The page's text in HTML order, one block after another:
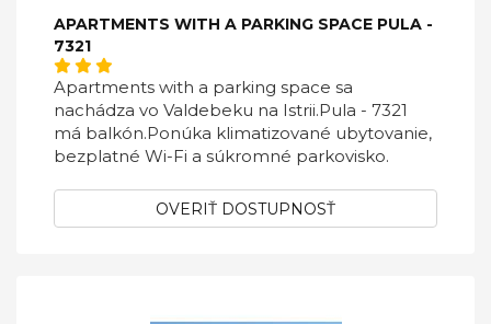
APARTMENTS WITH A PARKING SPACE PULA -
7321
Apartments with a parking space sa
nachádza vo Valdebeku na Istrii.Pula - 7321
má balkón.Ponúka klimatizované ubytovanie,
bezplatné Wi-Fi a súkromné ​​parkovisko.
OVERIŤ DOSTUPNOSŤ